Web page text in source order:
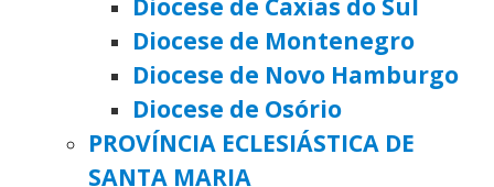
Diocese de Montenegro
Diocese de Novo Hamburgo
Diocese de Osório
PROVÍNCIA ECLESIÁSTICA DE
SANTA MARIA